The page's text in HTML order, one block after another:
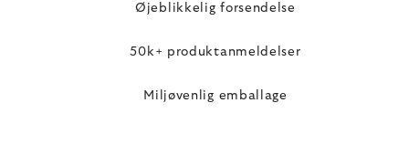
Øjeblikkelig forsendelse
50k+ produktanmeldelser
Miljøvenlig emballage